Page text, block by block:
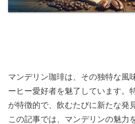
マンデリン珈琲は、その独特な風
ーヒー愛好者を魅了しています。
が特徴的で、飲むたびに新たな発
この記事では、マンデリンの魅力